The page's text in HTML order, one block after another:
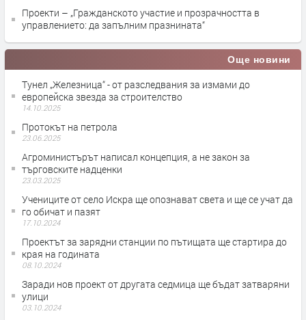
Проекти – „Гражданското участие и прозрачността в
управлението: да запълним празнината“
Още новини
Тунел „Железница“ - от разследвания за измами до
европейска звезда за строителство
14.10.2025
Протокът на петрола
23.06.2025
Агроминистърът написал концепция, а не закон за
търговските надценки
23.03.2025
Учениците от село Искра ще опознават света и ще се учат да
го обичат и пазят
17.10.2024
Проектът за зарядни станции по пътищата ще стартира до
края на годината
08.10.2024
Заради нов проект от другата седмица ще бъдат затваряни
улици
03.10.2024